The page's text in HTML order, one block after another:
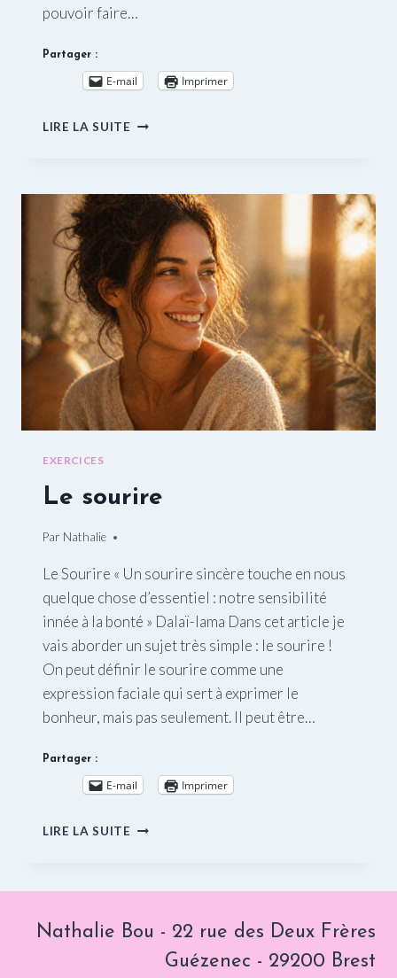
pouvoir faire…
Partager :
E-mail Imprimer
LIRE LA SUITE QU’EST-
MÉDITATION
?
EXERCICES
Le sourire
Par Nathalie
13/02/2015
Le Sourire « Un sourire sincère touche en nous
quelque chose d’essentiel : notre sensibilité
innée à la bonté » Dalaï-lama Dans cet article je
vais aborder un sujet très simple : le sourire !
On peut définir le sourire comme une
expression faciale qui sert à exprimer le
bonheur, mais pas seulement. Il peut être…
Partager :
E-mail Imprimer
LIRE LA SUITE
Nathalie Bou - 22 rue des Deux Frères
Guézenec - 29200 Brest